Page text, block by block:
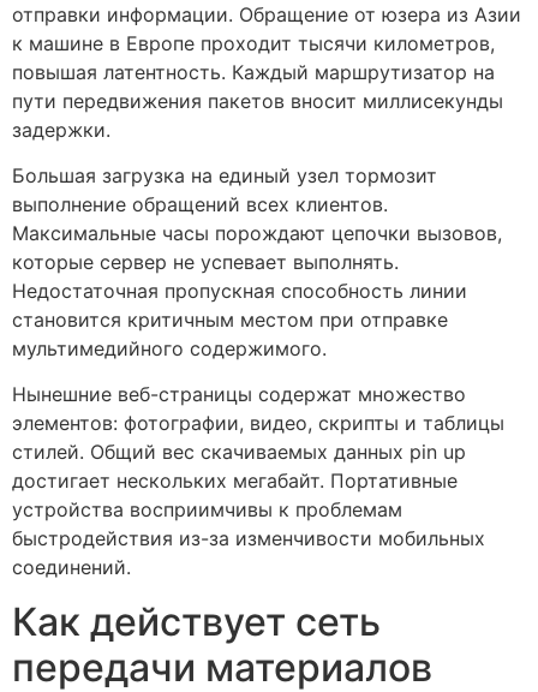
отправки информации. Обращение от юзера из Азии
к машине в Европе проходит тысячи километров,
повышая латентность. Каждый маршрутизатор на
пути передвижения пакетов вносит миллисекунды
задержки.
Большая загрузка на единый узел тормозит
выполнение обращений всех клиентов.
Максимальные часы порождают цепочки вызовов,
которые сервер не успевает выполнять.
Недостаточная пропускная способность линии
становится критичным местом при отправке
мультимедийного содержимого.
Нынешние веб-страницы содержат множество
элементов: фотографии, видео, скрипты и таблицы
стилей. Общий вес скачиваемых данных pin up
достигает нескольких мегабайт. Портативные
устройства восприимчивы к проблемам
быстродействия из-за изменчивости мобильных
соединений.
Как действует сеть
передачи материалов